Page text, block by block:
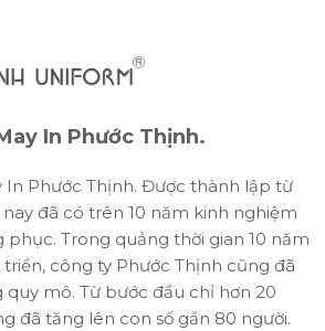
In Phước Thịnh.
In Phước Thịnh. Được thành lập từ
nay đã có trên 10 năm kinh nghiệm
Trong quảng thời gian 10 năm
công ty Phước Thịnh cũng đã
mô. Từ bước đầu chỉ hơn 20
đã tăng lên con số gần 80 người.